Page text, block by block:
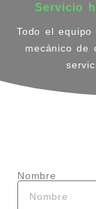
Servicio
Todo el
mecánico de
Nombre